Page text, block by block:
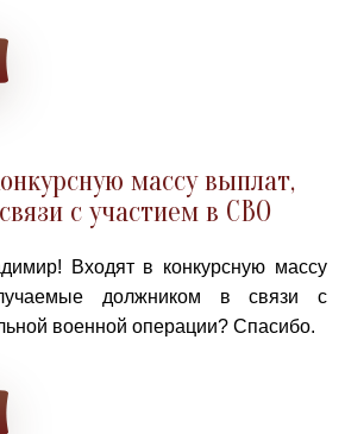
массу выплат,
с участием в СВО
Входят в конкурсную массу
должником в связи с
военной операции? Спасибо.